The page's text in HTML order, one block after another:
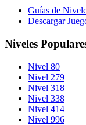
Guías de
Descargar
Niveles
Nivel 80
Nivel 279
Nivel 318
Nivel 338
Nivel 414
Nivel 996